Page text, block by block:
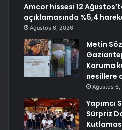
Amcor hissesi 12
açıklamasında %5,4
Ağustos 6, 2026
Metin
Koruma
nesillere
Ağustos 6,
Yapımcı
Sürpriz